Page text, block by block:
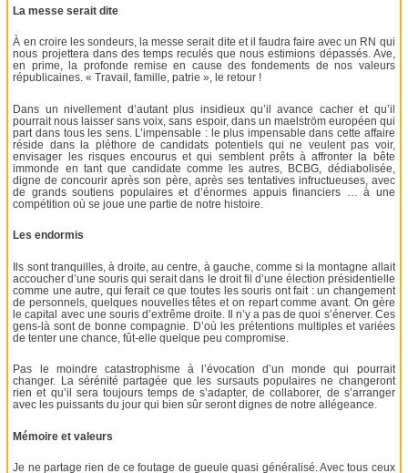
La messe serait dite
À en croire les sondeurs, la messe serait dite et il faudra faire avec un RN qui
nous projettera dans des temps reculés que nous estimions dépassés. Ave,
en prime, la profonde remise en cause des fondements de nos valeurs
républicaines. « Travail, famille, patrie », le retour !
Dans un nivellement d’autant plus insidieux qu’il avance cacher et qu’il
pourrait nous laisser sans voix, sans espoir, dans un maelström européen qui
part dans tous les sens. L’impensable : le plus impensable dans cette affaire
réside dans la pléthore de candidats potentiels qui ne veulent pas voir,
envisager les risques encourus et qui semblent prêts à affronter la bête
immonde en tant que candidate comme les autres, BCBG, dédiabolisée,
digne de concourir après son père, après ses tentatives infructueuses, avec
de grands soutiens populaires et d’énormes appuis financiers … à une
compétition où se joue une partie de notre histoire.
Les endormis
Ils sont tranquilles, à droite, au centre, à gauche, comme si la montagne allait
accoucher d’une souris qui serait dans le droit fil d’une élection présidentielle
comme une autre, qui ferait ce que toutes les souris ont fait : un changement
de personnels, quelques nouvelles têtes et on repart comme avant. On gère
le capital avec une souris d’extrême droite. Il n’y a pas de quoi s’énerver. Ces
gens-là sont de bonne compagnie. D’où les prétentions multiples et variées
de tenter une chance, fût-elle quelque peu compromise.
Pas le moindre catastrophisme à l’évocation d’un monde qui pourrait
changer. La sérénité partagée que les sursauts populaires ne changeront
rien et qu’il sera toujours temps de s’adapter, de collaborer, de s’arranger
avec les puissants du jour qui bien sûr seront dignes de notre allégeance.
Mémoire et valeurs
Je ne partage rien de ce foutage de gueule quasi généralisé. Avec tous ceux